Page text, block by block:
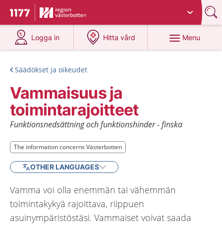
To start page for 1177
Du har valt region
Logga in
at 1177.se
Hitta vård
at 1177.se
Menu
Säädökset ja oikeudet
Vammaisuus ja
toimintarajoitteet
Funktionsnedsättning och funktionshinder - finska
The information concerns Västerbotten
The information concerns Västerbotten
OTHER LANGUAGES
Vamma voi olla enemmän tai vähemmän
toimintakykyä rajoittava, riippuen
asuinympäristöstäsi. Vammaiset voivat saada